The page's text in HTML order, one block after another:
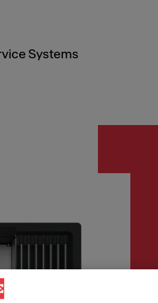
Systems